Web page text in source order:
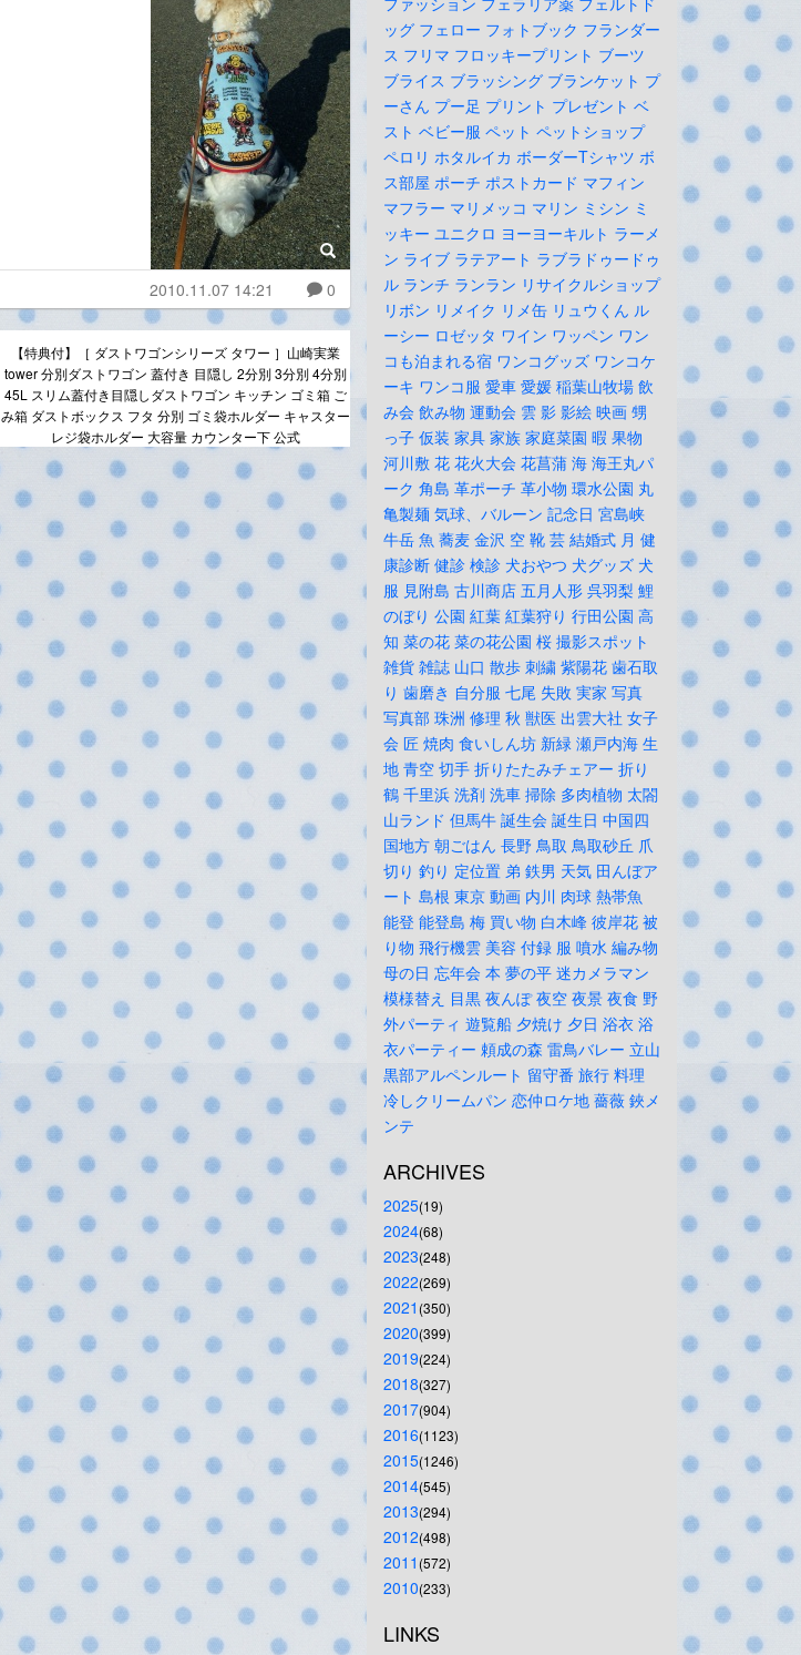
2010.11.07 14:21 0
【特典付】［ ダストワゴンシリーズ タワー ］山崎実業
tower 分別ダストワゴン 蓋付き 目隠し 2分別 3分別 4分別
45L スリム蓋付き目隠しダストワゴン キッチン ゴミ箱 ご
み箱 ダストボックス フタ 分別 ゴミ袋ホルダー キャスター
レジ袋ホルダー 大容量 カウンター下 公式
ッグ フェロー フォトブック フランダー
ス フリマ フロッキープリント ブーツ
ブライス ブラッシング ブランケット プ
ーさん プー足 プリント プレゼント ベ
スト ベビー服 ペット ペットショップ
ペロリ ホタルイカ ボーダーTシャツ ボ
ス部屋 ポーチ ポストカード マフィン
マフラー マリメッコ マリン ミシン ミ
ッキー ユニクロ ヨーヨーキルト ラーメ
ン ライブ ラテアート ラブラドゥードゥ
ル ランチ ランラン リサイクルショップ
リボン リメイク リメ缶 リュウくん ル
ーシー ロゼッタ ワイン ワッペン ワン
コも泊まれる宿 ワンコグッズ ワンコケ
ーキ ワンコ服 愛車 愛媛 稲葉山牧場 飲
み会 飲み物 運動会 雲 影 影絵 映画 甥
っ子 仮装 家具 家族 家庭菜園 暇 果物
河川敷 花 花火大会 花菖蒲 海 海王丸パ
ーク 角島 革ポーチ 革小物 環水公園 丸
亀製麺 気球、バルーン 記念日 宮島峡
牛岳 魚 蕎麦 金沢 空 靴 芸 結婚式 月 健
康診断 健診 検診 犬おやつ 犬グッズ 犬
服 見附島 古川商店 五月人形 呉羽梨 鯉
のぼり 公園 紅葉 紅葉狩り 行田公園 高
知 菜の花 菜の花公園 桜 撮影スポット
雑貨 雑誌 山口 散歩 刺繍 紫陽花 歯石取
り 歯磨き 自分服 七尾 失敗 実家 写真
写真部 珠洲 修理 秋 獣医 出雲大社 女子
会 匠 焼肉 食いしん坊 新緑 瀬戸内海 生
地 青空 切手 折りたたみチェアー 折り
鶴 千里浜 洗剤 洗車 掃除 多肉植物 太閤
山ランド 但馬牛 誕生会 誕生日 中国四
国地方 朝ごはん 長野 鳥取 鳥取砂丘 爪
切り 釣り 定位置 弟 鉄男 天気 田んぼア
ート 島根 東京 動画 内川 肉球 熱帯魚
能登 能登島 梅 買い物 白木峰 彼岸花 被
り物 飛行機雲 美容 付録 服 噴水 編み物
母の日 忘年会 本 夢の平 迷カメラマン
模様替え 目黒 夜んぽ 夜空 夜景 夜食 野
外パーティ 遊覧船 夕焼け 夕日 浴衣 浴
衣パーティー 頼成の森 雷鳥バレー 立山
黒部アルペンルート 留守番 旅行 料理
冷しクリームパン 恋仲ロケ地 薔薇 鋏メ
ンテ
ARCHIVES
2025(19)
2024(68)
2023(248)
2022(269)
2021 (350)
2020(399)
2019(224)
2018(327)
2017(904)
2016(1123)
2015(1246)
2014(545)
2013(294)
2012(498)
2011 (572)
2010(233)
LINKS